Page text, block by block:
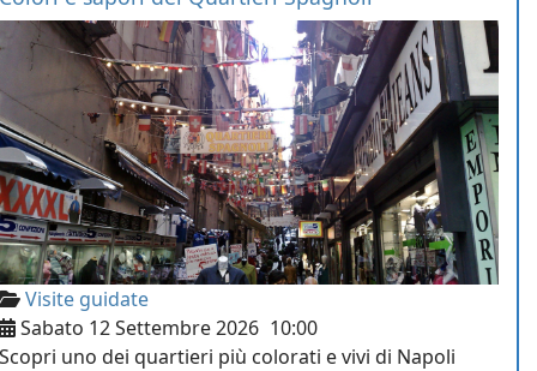
Visite guidate
Sabato 12 Settembre 2026 10:00
Scopri uno dei quartieri più colorati e vivi di Napoli